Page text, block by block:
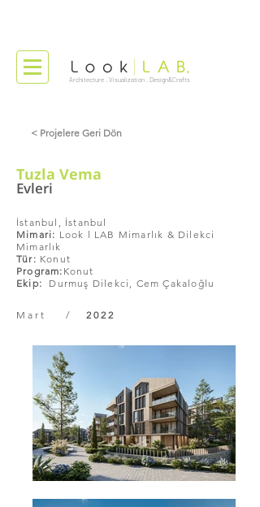
Architecture . Visualization . Design&Crafts
< Projelere Geri Dön
Tuzla Vema
Evleri
İstanbul, İstanbul
Mimari: Look l LAB Mimarlık & Dilekci
Mimarlık
Tür: Konut
Program: Konut
Ekip: Durmuş Dilekci, Cem Çakaloğlu
Mart / 2022